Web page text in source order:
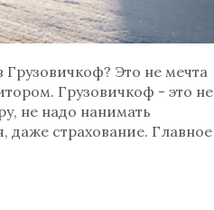
Грузовичкоф? Это не мечта
Грузовичкоф - это не
не надо нанимать
даже страхование. Главное